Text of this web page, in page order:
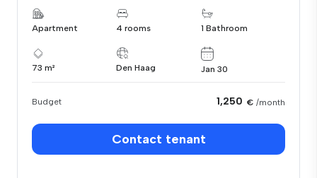
Apartment 4 rooms 1 Bathroom
73 m² Den Haag Jan 30
Budget 1,250 € /month
Contact tenant